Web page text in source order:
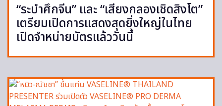
“ระบำศึกจีน” และ “เสียงกลองเชิดสิงโต”
เตรียมเปิดการแสดงสุดยิ่งใหญ่ในไทย
เปิดจำหน่ายบัตรแล้ววันนี้